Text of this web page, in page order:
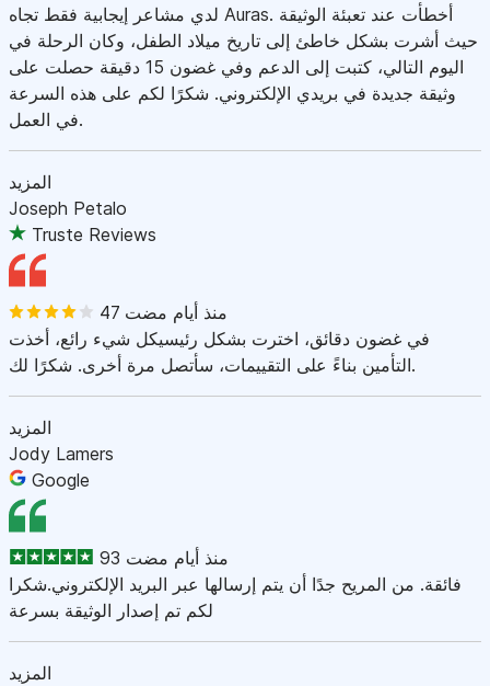
لدي مشاعر إيجابية فقط تجاه Auras. أخطأت عند تعبئة الوثيقة
حيث أشرت بشكل خاطئ إلى تاريخ ميلاد الطفل، وكان الرحلة في
اليوم التالي، كتبت إلى الدعم وفي غضون 15 دقيقة حصلت على
وثيقة جديدة في بريدي الإلكتروني. شكرًا لكم على هذه السرعة
في العمل.
المزيد
Joseph Petalo
Truste Reviews
47 منذ أيام مضت
في غضون دقائق، اخترت بشكل رئيسيكل شيء رائع، أخذت
التأمين بناءً على التقييمات، سأتصل مرة أخرى. شكرًا لك.
المزيد
Jody Lamers
Google
93 منذ أيام مضت
فائقة. من المريح جدًا أن يتم إرسالها عبر البريد الإلكتروني.شكرا
لكم تم إصدار الوثيقة بسرعة
المزيد